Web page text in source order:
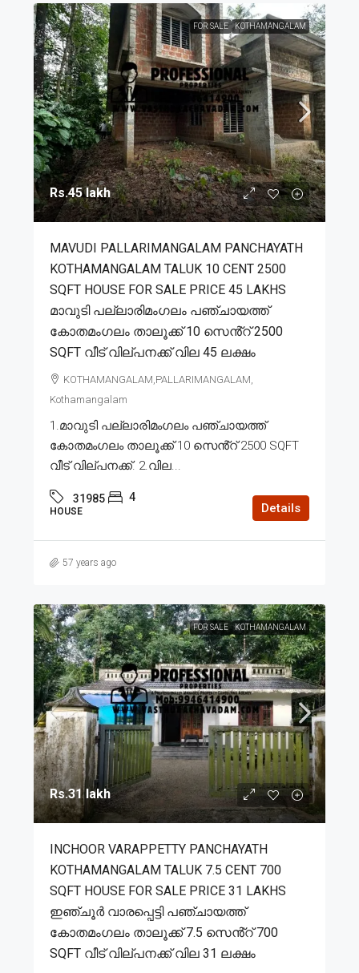
FOR SALE KOTHAMANGALAM
Rs.45 lakh
MAVUDI PALLARIMANGALAM PANCHAYATH
KOTHAMANGALAM TALUK 10 CENT 2500
SQFT HOUSE FOR SALE PRICE 45 LAKHS
മാവുടി പല്ലാരിമംഗലം പഞ്ചായത്ത്
കോതമംഗലം താലൂക്ക് 10 സെൻ്റ് 2500
SQFT വീട് വില്പനക്ക് വില 45 ലക്ഷം
KOTHAMANGALAM,PALLARIMANGALAM,
Kothamangalam
1.മാവുടി പല്ലാരിമംഗലം പഞ്ചായത്ത്
കോതമംഗലം താലൂക്ക് 10 സെൻ്റ് 2500 SQFT
വീട് വില്പനക്ക്. 2.വില...
31985 4
HOUSE Details
57 years ago
FOR SALE KOTHAMANGALAM
Rs.31 lakh
INCHOOR VARAPPETTY PANCHAYATH
KOTHAMANGALAM TALUK 7.5 CENT 700
SQFT HOUSE FOR SALE PRICE 31 LAKHS
ഇഞ്ചൂർ വാരപ്പെട്ടി പഞ്ചായത്ത്
കോതമംഗലം താലൂക്ക് 7.5 സെൻ്റ് 700
SQFT വീട് വില്പനക്ക് വില 31 ലക്ഷം